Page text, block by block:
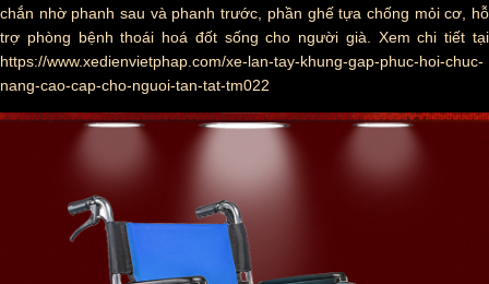
chắn nhờ phanh sau và phanh trước, phần ghế tựa chống mỏi cơ, hỗ
trợ phòng bệnh thoái hoá đốt sống cho người già. Xem chi tiết tại
https://www.xedienvietphap.com/xe-lan-tay-khung-gap-phuc-hoi-chuc-
nang-cao-cap-cho-nguoi-tan-tat-tm022